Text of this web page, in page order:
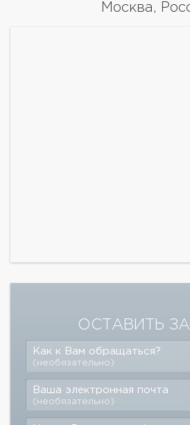
Москва,
ОСТАВИТЬ
Как к Вам обращаться?
(необязательно)
Ваша электронная почта
(необязательно)